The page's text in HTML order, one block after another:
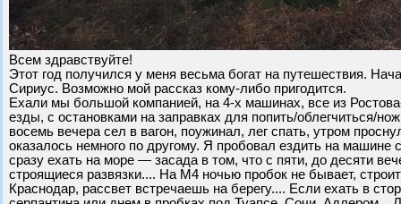
Всем здравствуйте!
Этот год получился у меня весьма богат на путешествия.
Сириус. Возможно мой рассказ кому-либо пригодится.
Ехали мы большой компанией, на 4-х машинах, все из
езды, с остановками на заправках для попить/облегчиться/
восемь вечера сел в вагон, поужинал, лег спать, утром
оказалось немного по другому. Я пробовал ездить на
сразу ехать на море — засада в том, что с пяти, до десяти
строящиеся развязки.... На М4 ночью пробок не бывает,
Краснодар, рассвет встречаешь на берегу.... Если ехать в